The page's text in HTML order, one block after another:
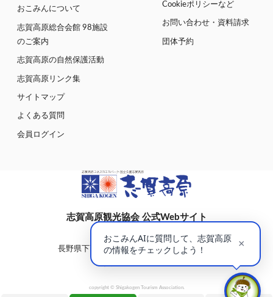
おこみんについて
志賀高原総合会館 98施設
のご案内
志賀高原の自然保護活動
志賀高原リンク集
サイトマップ
よくある質問
会員ログイン
Cookieポリシーなど
お問い合わせ・資料請求
団体予約
志賀高原観光協会 公式Webサイト
〒381-0401
長野県下高井郡山ノ内町大字平穏7148(蓮池)
志賀高原総合会館98内
copyright © Shigakogen Tourism Association.